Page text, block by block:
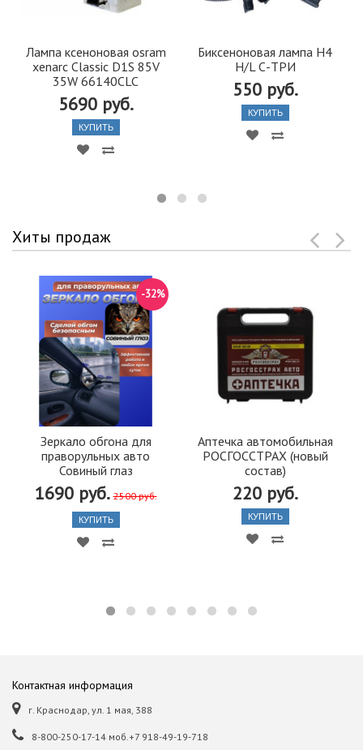
Лампа ксеноновая osram
xenarc Classic D1S 85V
35W 66140CLC
5690 руб.
КУПИТЬ
Биксеноновая лампа H4
H/L С-ТРИ
550 руб.
КУПИТЬ
Хиты продаж
Зеркало обгона для
праворульных авто
Совиный глаз
1690 руб. 2500 руб.
-32%
КУПИТЬ
Аптечка автомобильная
РОСГОССТРАХ (новый
состав)
220 руб.
КУПИТЬ
Контактная информация
г. Краснодар, ул. 1 мая, 388
8-800-250-17-14 моб.+7 918-49-19-718